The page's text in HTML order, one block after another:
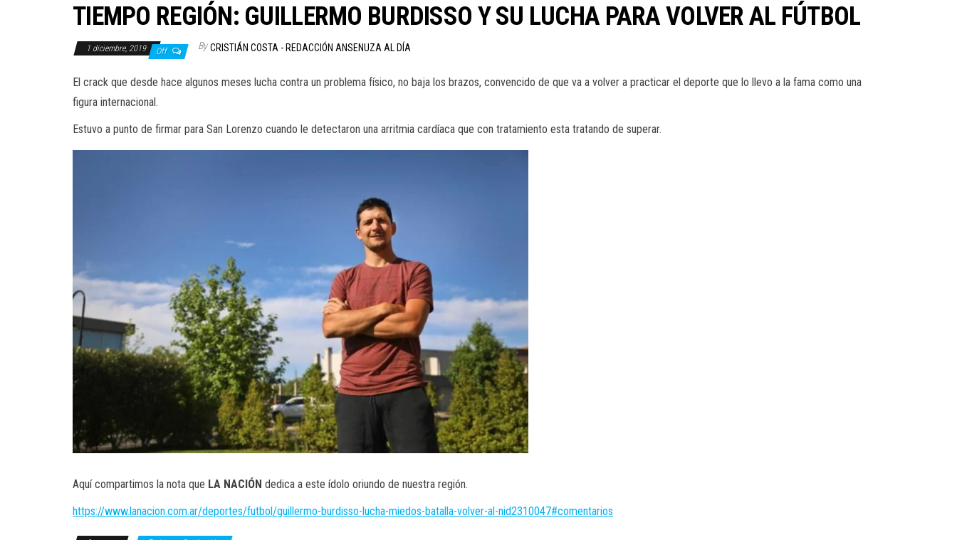
TIEMPO REGIÓN: GUILLERMO BURDISSO Y SU LUCHA PARA VOLVER AL FÚTBOL
1 diciembre, 2019 Off By CRISTIÁN COSTA - REDACCIÓN ANSENUZA AL DÍA
El crack que desde hace algunos meses lucha contra un problema físico, no baja los brazos, convencido de que va a volver a practicar el deporte que lo llevo a la fama como una
figura internacional.
Estuvo a punto de firmar para San Lorenzo cuando le detectaron una arritmia cardíaca que con tratamiento esta tratando de superar.
Aquí compartimos la nota que LA NACIÓN dedica a este ídolo oriundo de nuestra región.
https://www.lanacion.com.ar/deportes/futbol/guillermo-burdisso-lucha-miedos-batalla-volver-al-nid2310047#comentarios